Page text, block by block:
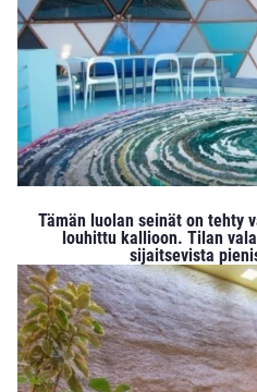
Tämän luolan seinät on tehty
louhittu kallioon. Tilan
sijaitsevista